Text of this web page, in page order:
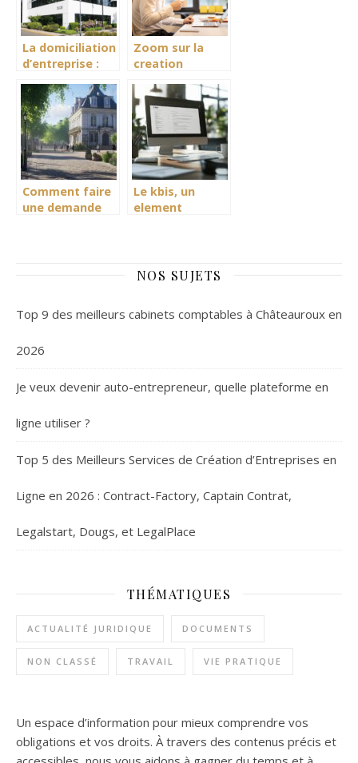
La domiciliation
d’entreprise :
choisir ?
Zoom sur la
creation
scpi : tout ce
qu’il faut savoir
Comment faire
une demande
Le kbis, un
element
societe
NOS SUJETS
Top 9 des meilleurs cabinets comptables à Châteauroux en
2026
Je veux devenir auto-entrepreneur, quelle plateforme en
ligne utiliser ?
Top 5 des Meilleurs Services de Création d’Entreprises en
Ligne en 2026 : Contract-Factory, Captain Contrat,
Legalstart, Dougs, et LegalPlace
THÉMATIQUES
ACTUALITÉ JURIDIQUE DOCUMENTS
NON CLASSÉ TRAVAIL VIE PRATIQUE
Un espace d’information pour mieux comprendre vos
obligations et vos droits. À travers des contenus précis et